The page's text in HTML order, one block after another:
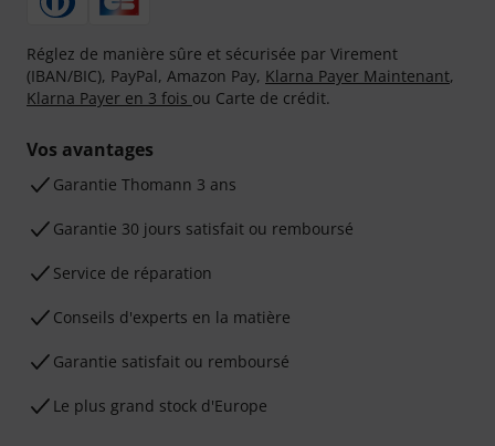
Réglez de manière sûre et sécurisée par Virement
(IBAN/BIC), PayPal, Amazon Pay, Klarna Payer Maintenant,
Klarna Payer en 3 fois ou Carte de crédit.
Vos avantages
Ga­ran­tie Thomann 3 ans
Garantie 30 jours satisfait ou remboursé
Service de réparation
Conseils d'experts en la matière
Garantie satisfait ou remboursé
Le plus grand stock d'Europe